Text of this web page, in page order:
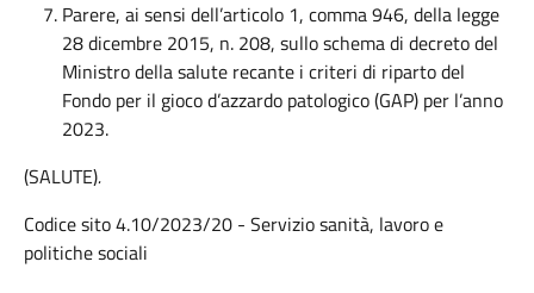
Parere, ai sensi dell’articolo 1, comma 946, della legge
28 dicembre 2015, n. 208, sullo schema di decreto del
Ministro della salute recante i criteri di riparto del
Fondo per il gioco d’azzardo patologico (GAP) per l’anno
2023.
(SALUTE).
Codice sito 4.10/2023/20 - Servizio sanità, lavoro e
politiche sociali